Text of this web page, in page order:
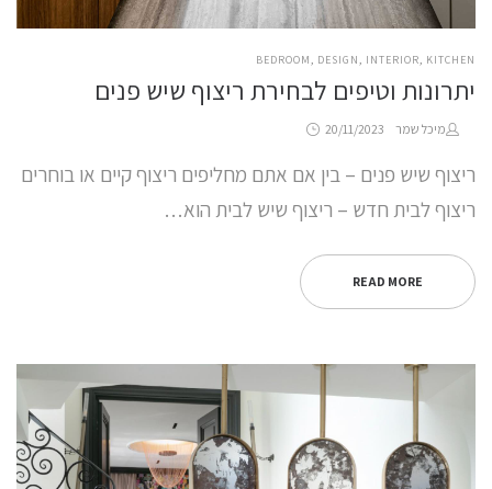
POSTED
BEDROOM DESIGN INTERIOR KITCHEN
יתרונות וטיפים לבחירת ריצוף שיש פנים
by
מיכל שמר
Posted 20/11/2023
ריצוף שיש פנים – בין אם אתם מחליפים ריצוף קיים או בוחרים
ריצוף לבית חדש – ריצוף שיש לבית הוא…
READ MORE